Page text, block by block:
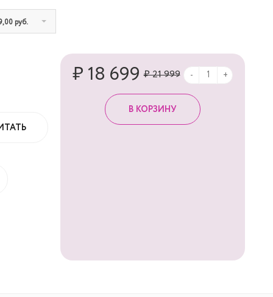
руб.
₽ 18 699 ₽ 21 999 - +